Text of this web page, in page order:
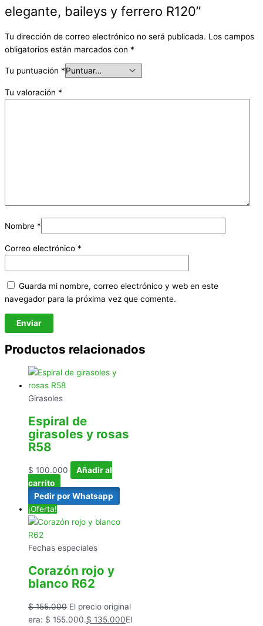
elegante, baileys y ferrero R120”
Tu dirección de correo electrónico no será publicada. Los campos
obligatorios están marcados con *
Tu puntuación *
Tu valoración *
Nombre *
Correo electrónico *
Guarda mi nombre, correo electrónico y web en este
navegador para la próxima vez que comente.
Productos relacionados
Girasoles
Espiral de
girasoles y rosas
R58
$ 100.000
Añadir al
carrito
Pedir por Whatsapp
¡Oferta!
Fechas especiales
Corazón rojo y
blanco R62
$155.000 El precio original
era: $ 155.000.$ 135.000El